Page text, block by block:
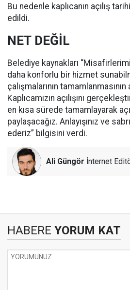
Bu nedenle kaplıcanın açılış
edildi.
NET DEĞİL
Belediye kaynakları
daha konforlu bir hizmet
çalışmalarının
Kaplıcamızın açılışını
en kısa sürede tamamlayarak
paylaşacağız. Anlayışınız ve
ederiz” bilgisini verdi.
Ali Güngör İnternet
HABERE YORUM KAT